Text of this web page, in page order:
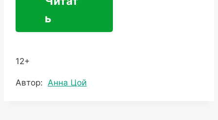
ь
12+
Метки
Автор: Анна Цой